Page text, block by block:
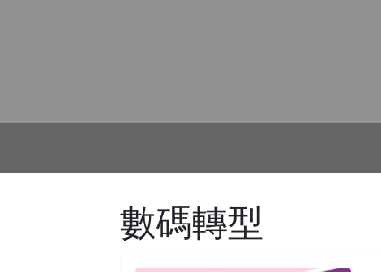
數碼轉型